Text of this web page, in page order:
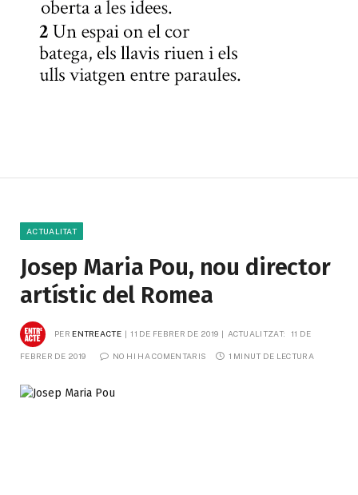
ACTUALITAT
Josep Maria Pou, nou director
artístic del Romea
PER ENTREACTE 11 DE FEBRER DE 2019 ACTUALITZAT: 11 DE
FEBRER DE 2019 NO HI HA COMENTARIS 1 MINUT DE LECTURA